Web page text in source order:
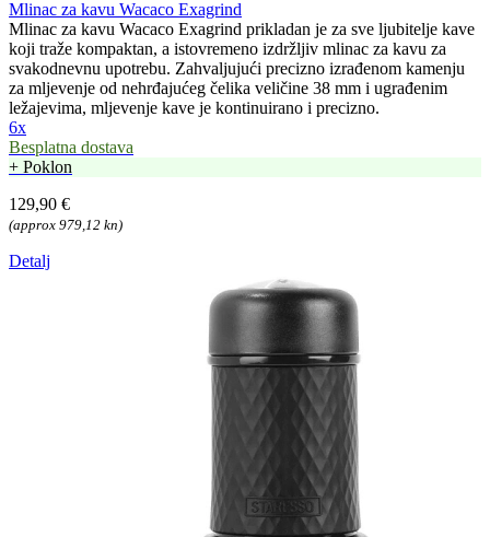
Mlinac za kavu Wacaco Exagrind
Mlinac za kavu Wacaco Exagrind prikladan je za sve ljubitelje kave
koji traže kompaktan, a istovremeno izdržljiv mlinac za kavu za
svakodnevnu upotrebu. Zahvaljujući precizno izrađenom kamenju
za mljevenje od nehrđajućeg čelika veličine 38 mm i ugrađenim
ležajevima, mljevenje kave je kontinuirano i precizno.
6x
Besplatna dostava
+ Poklon
129,90 €
(approx 979,12 kn)
Detalj